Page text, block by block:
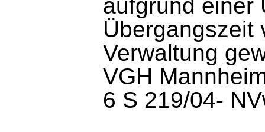
aufgrund einer
Übergangszeit
Verwaltung
VGH
6 S 219/04-